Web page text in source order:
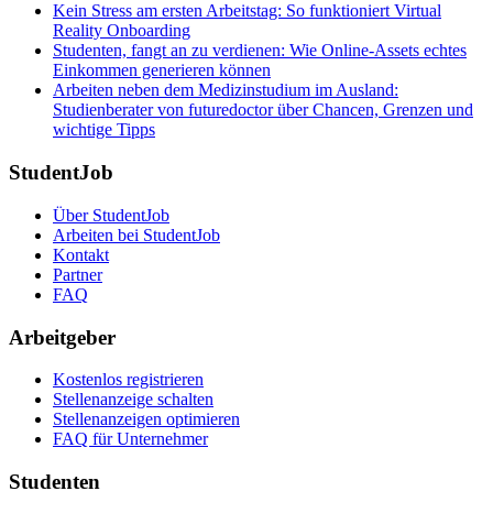
Kein Stress am ersten Arbeitstag: So funktioniert Virtual
Reality Onboarding
Studenten, fangt an zu verdienen: Wie Online-Assets echtes
Einkommen generieren können
Arbeiten neben dem Medizinstudium im Ausland:
Studienberater von futuredoctor über Chancen, Grenzen und
wichtige Tipps
StudentJob
Über StudentJob
Arbeiten bei StudentJob
Kontakt
Partner
FAQ
Arbeitgeber
Kostenlos registrieren
Stellenanzeige schalten
Stellenanzeigen optimieren
FAQ für Unternehmer
Studenten